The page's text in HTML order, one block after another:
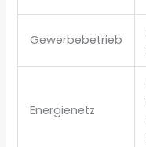
Gewerbebetrieb
Energienetz